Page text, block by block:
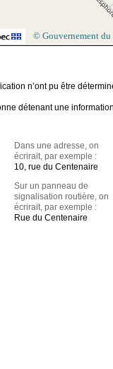
© Gouvernement du
n’ont pu être
détenant une
Dans une adresse, on
écrirait, par exemple :
10, rue du Centenaire
Sur un panneau de
signalisation routière, on
écrirait, par exemple :
Rue du Centenaire